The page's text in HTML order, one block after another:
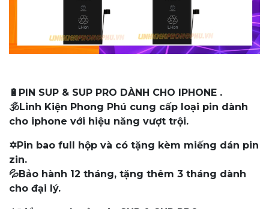
🔋PIN SUP & SUP PRO DÀNH CHO IPHONE .
🕉️Linh Kiện Phong Phú cung cấp loại pin dành
cho iphone với hiệu năng vượt trội.
✡️Pin bao full hộp và có tặng kèm miếng dán pin
zin.
💦Bảo hành 12 tháng, tặng thêm 3 tháng dành
cho đại lý.